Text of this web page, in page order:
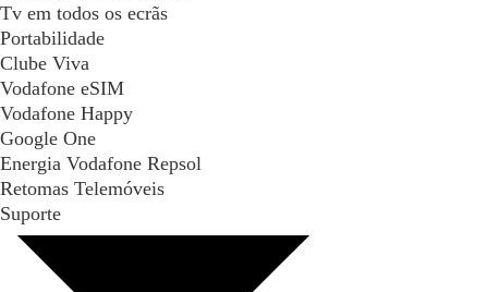
Tv em todos os ecrãs
Portabilidade
Clube Viva
Vodafone eSIM
Vodafone Happy
Google One
Energia Vodafone Repsol
Retomas Telemóveis
Suporte